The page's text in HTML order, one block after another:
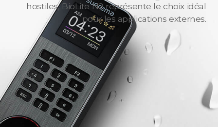
hostiles, BioLite N2 représente le choix idéal
pour les applications externes.